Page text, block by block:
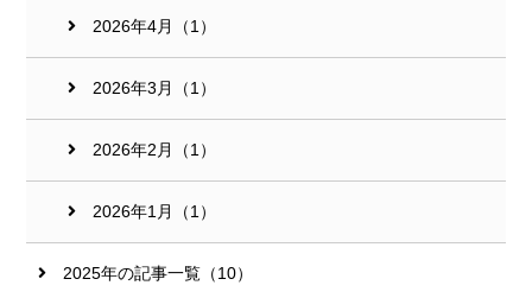
2026年4月（1）
2026年3月（1）
2026年2月（1）
2026年1月（1）
2025年の記事一覧（10）